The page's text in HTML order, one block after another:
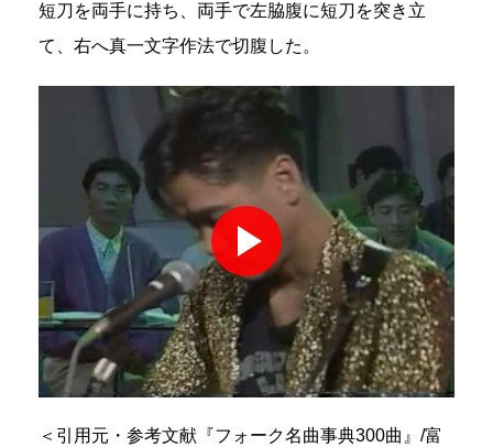
短刀を両手に持ち、両手で左脇腹に短刀を突き立
て、右へ真一文字作法で切腹した。
＜引用元・参考文献『フォーク名曲事典300曲』/富